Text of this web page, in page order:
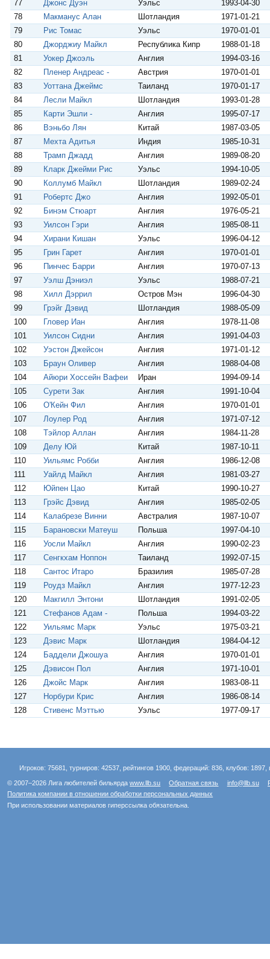
77 Джонс Дуэн Уэльс
1993-04-30
78
Макманус Алан Шотландия
1971-01-21
79
Рис Томас Уэльс
1970-01-01
80
Джорджиу Майкл Республика Кипр
1988-01-18
81
Уокер Джоэль Англия
1994-03-16
82
Пленер Андреас - Австрия
1970-01-01
83
Уоттана Джеймс Таиланд
1970-01-17
84
Лесли Майкл Шотландия
1993-01-28
85
Карти Эшли - Англия
1995-07-17
86
Вэньбо Лян Китай
1987-03-05
87
Мехта Адитья Индия
1985-10-31
88
Трамп Джадд Англия
1989-08-20
89
Кларк Джейми Рис Уэльс
1994-10-05
90
Коллумб Майкл Шотландия
1989-02-24
91
Робертс Джо Англия
1992-05-01
92
Бинэм Стюарт Англия
1976-05-21
93
Уилсон Гэри Англия
1985-08-11
94
Хирани Кишан Уэльс
1996-04-12
95
Грин Гарет Англия
1970-01-01
96
Пинчес Барри Англия
1970-07-13
97
Уэлш Дэниэл Уэльс
1988-07-21
98
Хилл Дэррил Остров Мэн
1996-04-30
99
Грэйг Дэвид Шотландия
1988-05-09
100
Гловер Иан Англия
1978-11-08
101
Уилсон Сидни Англия
1991-04-03
102
Уэстон Джейсон Англия
1971-01-12
103
Браун Оливер Англия
1988-04-08
104
Айюри Хоссейн Вафеи Иран
1994-09-14
105
Сурети Зак Англия
1991-10-04
106
О'Кейн Фил Англия
1970-01-01
107
Лоулер Род Англия
1971-07-12
108
Тэйлор Аллан Англия
1984-11-28
109
Делу Юй Китай
1987-10-11
110
Уильямс Робби Англия
1986-12-08
111
Уайлд Майкл Англия
1981-03-27
112
Юйпен Цао Китай
1990-10-27
113
Грэйс Дэвид Англия
1985-02-05
114
Калабрезе Винни Австралия
1987-10-07
115
Барановски Матеуш Польша
1997-04-10
116
Уосли Майкл Англия
1990-02-23
117
Сенгкхам Ноппон Таиланд
1992-07-15
118
Сантос Итаро Бразилия
1985-07-28
119
Роудз Майкл Англия
1977-12-23
120
Макгилл Энтони Шотландия
1991-02-05
121
Стефанов Адам - Польша
1994-03-22
122
Уильямс Марк Уэльс
1975-03-21
123
Дэвис Марк Шотландия
1984-04-12
124
Баддели Джошуа Англия
1970-01-01
125
Дэвисон Пол Англия
1971-10-01
126
Джойс Марк Англия
1983-08-11
127
Норбури Крис Англия
1986-08-14
128
Стивенс Мэттью Уэльс 1977-09-17
Игроков: 75681, турниров: 42537, рейтингов 1900, федераций: 836, клубов:
© 2007–2026 Лига любителей бильярдаwww.llb.su Обратная связь info@llb.su
Политика компании в отношении обработки персональных данных
При использовании материалов гиперссылка обязательна.